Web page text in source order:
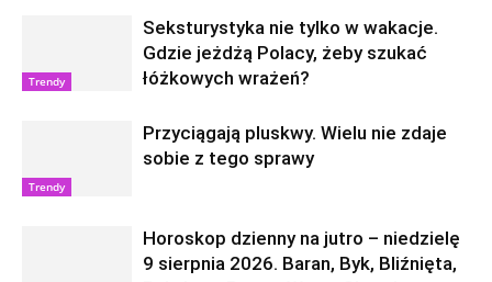
Trendy
Seksturystyka nie tylko w wakacje.
Gdzie jeżdżą Polacy, żeby szukać
łóżkowych wrażeń?
Trendy
Przyciągają pluskwy. Wielu nie zdaje
sobie z tego sprawy
Horoskop dzienny na jutro – niedzielę
9 sierpnia 2026. Baran, Byk, Bliźnięta,